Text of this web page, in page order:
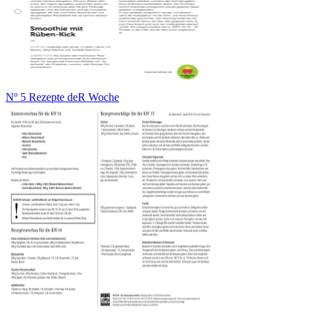
Nº 5 Rezepte deR Woche